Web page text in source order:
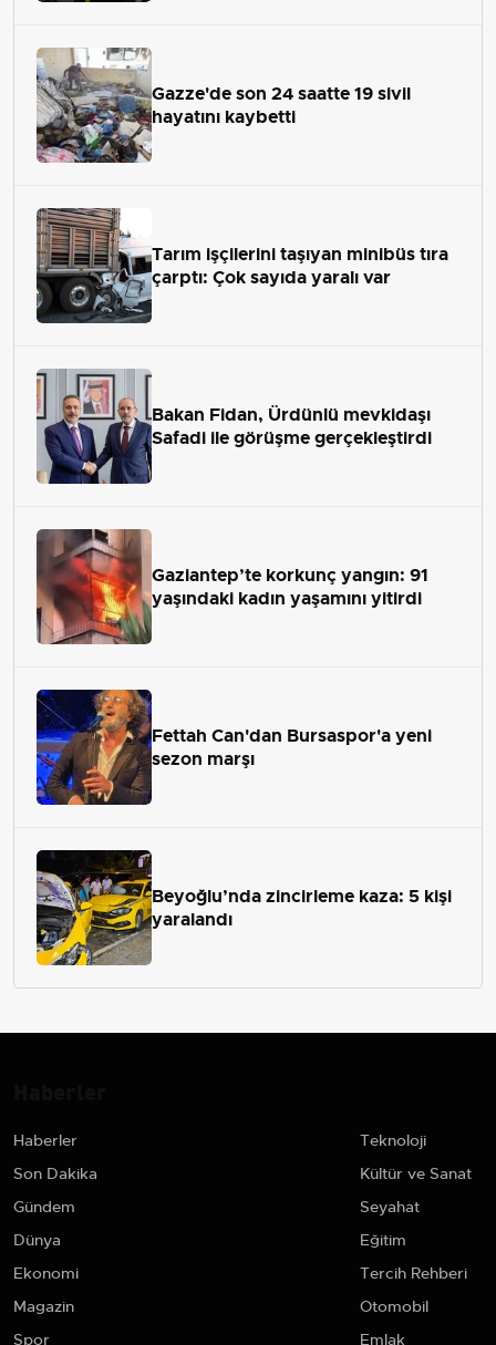
Gazze'de son 24 saatte 19 sivil
hayatını kaybetti
Tarım işçilerini taşıyan minibüs tıra
çarptı: Çok sayıda yaralı var
Bakan Fidan, Ürdünlü mevkidaşı
Safadi ile görüşme gerçekleştirdi
Gaziantep’te korkunç yangın: 91
yaşındaki kadın yaşamını yitirdi
Fettah Can'dan Bursaspor'a yeni
sezon marşı
Beyoğlu’nda zincirleme kaza: 5 kişi
yaralandı
Haberler
Son Dakika
Gündem
Dünya
Ekonomi
Magazin
Spor
Teknoloji
Kültür ve Sanat
Seyahat
Eğitim
Tercih Rehberi
Otomobil
Emlak